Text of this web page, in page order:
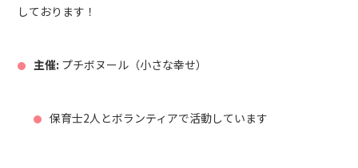
しております！
主催: プチボヌール（小さな幸せ）
保育士2人とボランティアで活動しています